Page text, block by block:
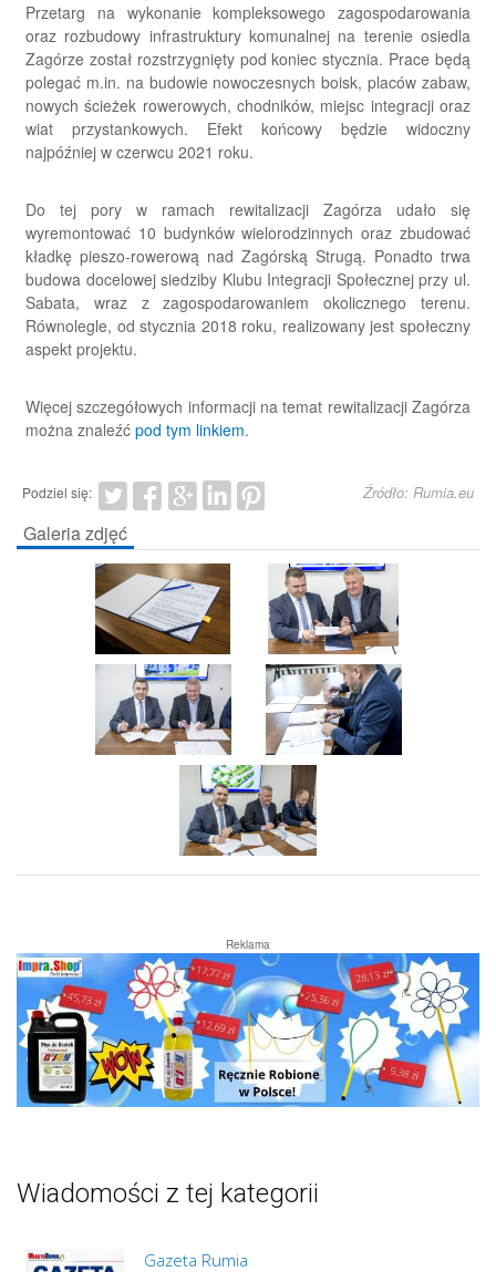
Przetarg na wykonanie kompleksowego zagospodarowania
oraz rozbudowy infrastruktury komunalnej na terenie osiedla
Zagórze został rozstrzygnięty pod koniec stycznia. Prace będą
polegać m.in. na budowie nowoczesnych boisk, placów zabaw,
nowych ścieżek rowerowych, chodników, miejsc integracji oraz
wiat przystankowych. Efekt końcowy będzie widoczny
najpóźniej w czerwcu 2021 roku.
Do tej pory w ramach rewitalizacji Zagórza udało się
wyremontować 10 budynków wielorodzinnych oraz zbudować
kładkę pieszo-rowerową nad Zagórską Strugą. Ponadto trwa
budowa docelowej siedziby Klubu Integracji Społecznej przy ul.
Sabata, wraz z zagospodarowaniem okolicznego terenu.
Równolegle, od stycznia 2018 roku, realizowany jest społeczny
aspekt projektu.
Więcej szczegółowych informacji na temat rewitalizacji Zagórza
można znaleźć pod tym linkiem.
Podziel się: Źródło: Rumia.eu
Galeria zdjęć
Reklama
Wiadomości z tej kategorii
Gazeta Rumia